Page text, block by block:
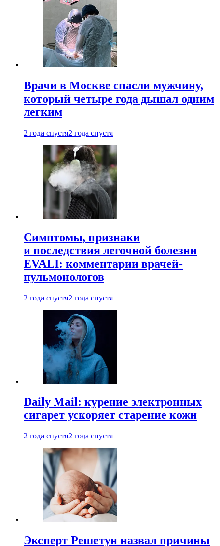
Врачи в Москве спасли мужчину,
который четыре года дышал одним
легким
2 года спустя2 года спустя
Симптомы, признаки
и последствия легочной болезни
EVALI: комментарии врачей-
пульмонологов
2 года спустя2 года спустя
Daily Mail: курение электронных
сигарет ускоряет старение кожи
2 года спустя2 года спустя
Эксперт Решетун назвал причины